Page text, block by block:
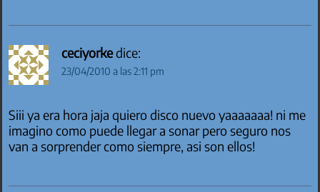
ceciyorkedice:
23/04/2010 a las 2:11 pm
Siii ya era hora jaja quiero disco nuevo yaaaaaaa! ni me
imagino como puede llegar a sonar pero seguro nos
van a sorprender como siempre, asi son ellos!